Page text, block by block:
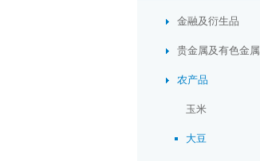
金融及衍生品
贵金属及有色金属
农产品
玉米
大豆